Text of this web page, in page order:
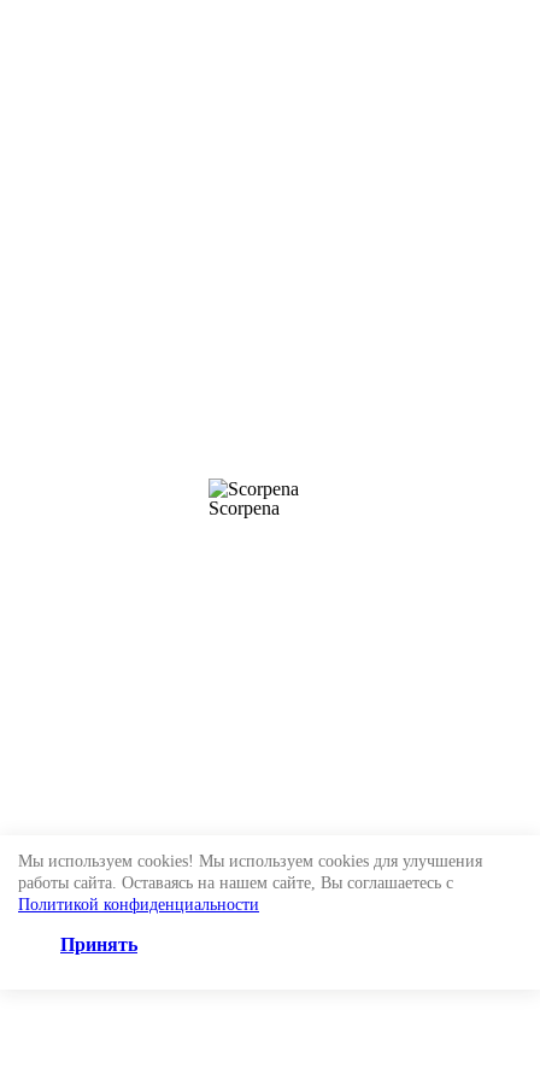
Мы используем cookies! Мы используем cookies для улучшения
работы сайта. Оставаясь на нашем сайте, Вы соглашаетесь с
Политикой конфиденциальности
Принять